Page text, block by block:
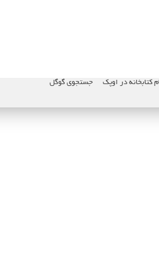
کتابخانه در اوپک جستجوی گوگل